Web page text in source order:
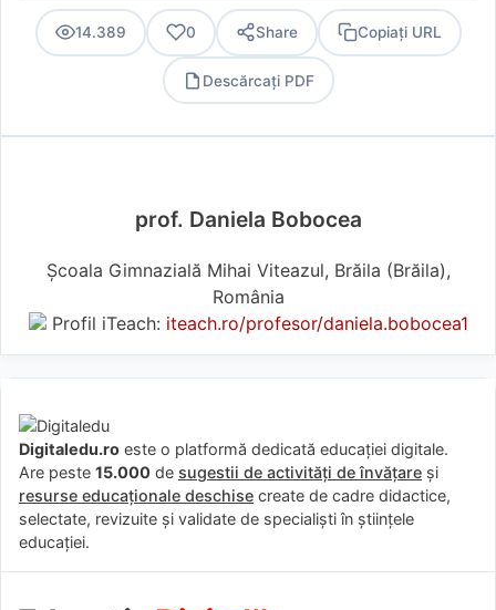
14.389 0 Share Copiați URL
Descărcați PDF
prof. Daniela Bobocea
Şcoala Gimnazială Mihai Viteazul, Brăila (Brăila),
România
Profil iTeach: iteach.ro/profesor/daniela.bobocea1
Digitaledu.ro este o platformă dedicată educației digitale.
Are peste 15.000 de sugestii de activități de învățare și
resurse educaționale deschise create de cadre didactice,
selectate, revizuite și validate de specialiști în științele
educației.